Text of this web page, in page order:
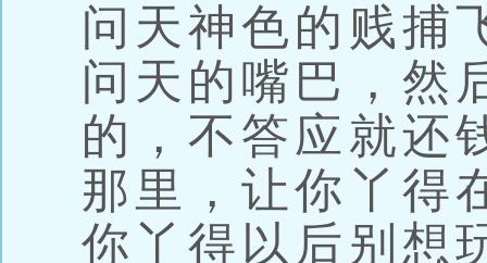
问天神色的贱捕
问天的嘴巴，然
的，不答应就还
那里，让你丫得
你丫得以后别想